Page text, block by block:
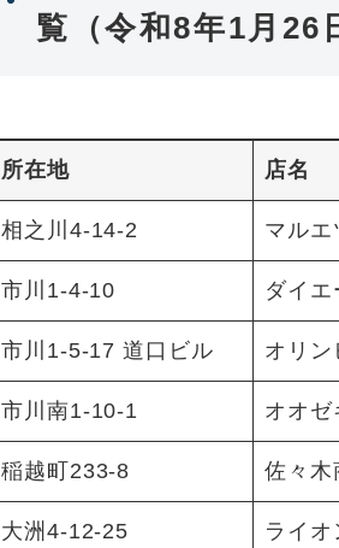
覧（令和8年1月26
所在地 店名
相之川4-14-2 マルエ
市川1-4-10 ダイ
市川1-5-17 道口ビル オリン
市川南1-10-1 オオゼ
稲越町233-8 佐々木
大洲4-12-25 ライオ